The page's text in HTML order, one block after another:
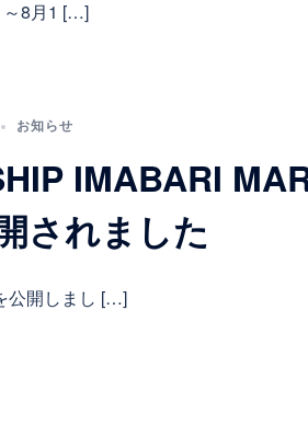
～8月1 […]
お知らせ
IMABARI
されました
公開しまし […]